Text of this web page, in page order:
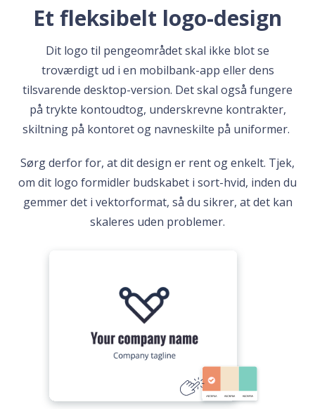
Et fleksibelt logo-design
Dit logo til pengeområdet skal ikke blot se
troværdigt ud i en mobilbank-app eller dens
tilsvarende desktop-version. Det skal også fungere
på trykte kontoudtog, underskrevne kontrakter,
skiltning på kontoret og navneskilte på uniformer.
Sørg derfor for, at dit design er rent og enkelt. Tjek,
om dit logo formidler budskabet i sort-hvid, inden du
gemmer det i vektorformat, så du sikrer, at det kan
skaleres uden problemer.